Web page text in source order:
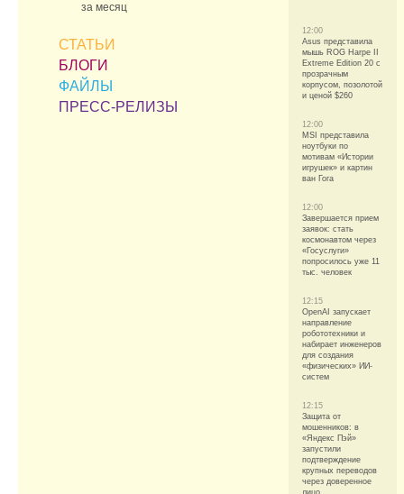
за месяц
СТАТЬИ
БЛОГИ
ФАЙЛЫ
ПРЕСС-РЕЛИЗЫ
12:00
Asus представила
мышь ROG Harpe II
Extreme Edition 20 с
прозрачным
корпусом, позолотой
и ценой $260
12:00
MSI представила
ноутбуки по
мотивам «Истории
игрушек» и картин
ван Гога
12:00
Завершается прием
заявок: стать
космонавтом через
«Госуслуги»
попросилось уже 11
тыс. человек
12:15
OpenAI запускает
направление
робототехники и
набирает инженеров
для создания
«физических» ИИ-
систем
12:15
Защита от
мошенников: в
«Яндекс Пэй»
запустили
подтверждение
крупных переводов
через доверенное
лицо